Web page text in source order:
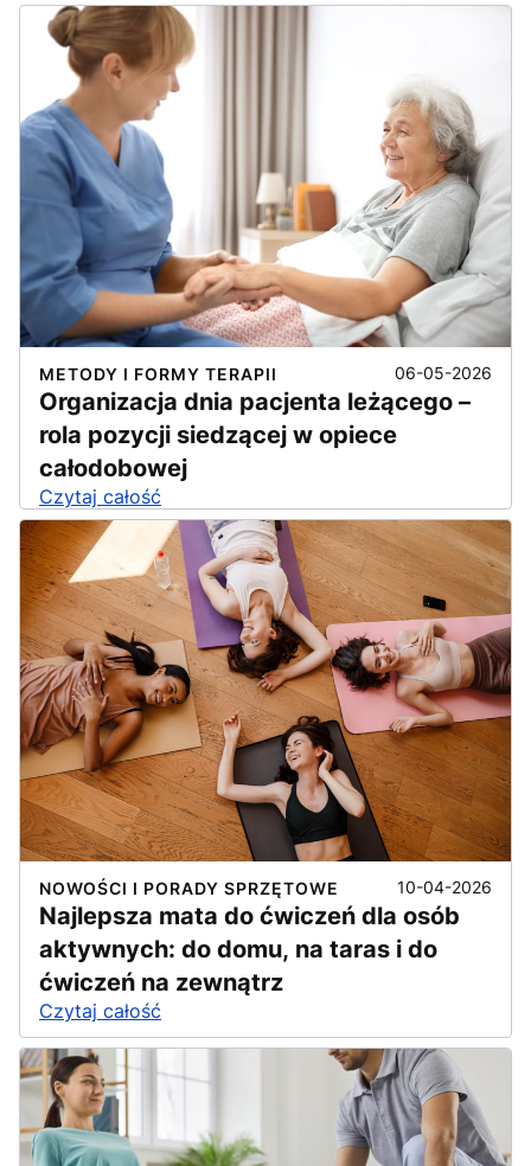
METODY I FORMY TERAPII 06-05-2026
Organizacja dnia pacjenta leżącego –
rola pozycji siedzącej w opiece
całodobowej
Czytaj całość
NOWOŚCI I PORADY SPRZĘTOWE 10-04-2026
Najlepsza mata do ćwiczeń dla osób
aktywnych: do domu, na taras i do
ćwiczeń na zewnątrz
Czytaj całość